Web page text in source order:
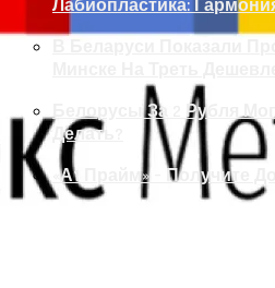
Лабиопластика:
Белорусы За 2 Рубля
Делать?
«А1 Прайм» – Получите